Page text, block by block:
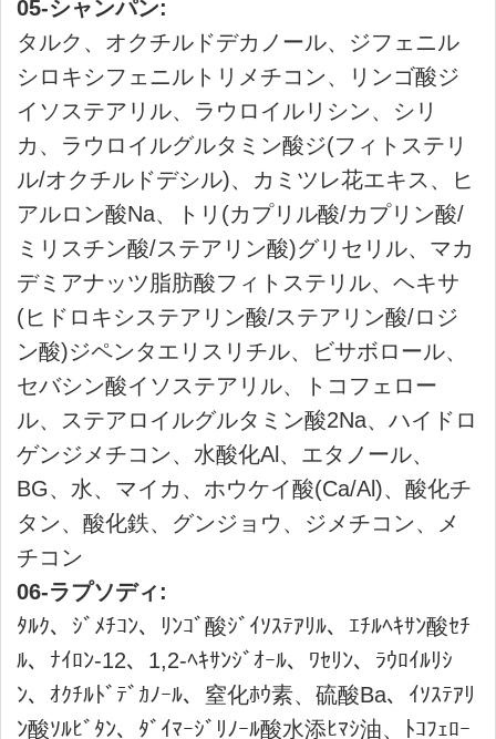
キャンペーン
オンラインショップを
ご利用の方へ
定期購入について
送料について
お支払い方法